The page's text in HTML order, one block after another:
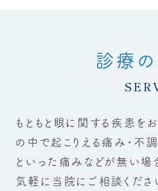
診療
もともと眼に関する疾患を
の中で起こりえる痛み・不調
といった痛みなどが無い場
気軽に当院にご相談くださ